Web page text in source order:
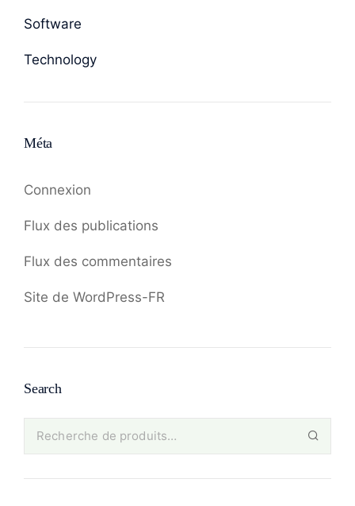
Software
Technology
Méta
Connexion
Flux des publications
Flux des commentaires
Site de WordPress-FR
Search